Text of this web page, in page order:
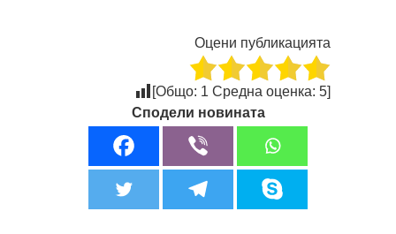
Оцени публикацията
[Общо: 1 Средна оценка: 5]
Сподели новината